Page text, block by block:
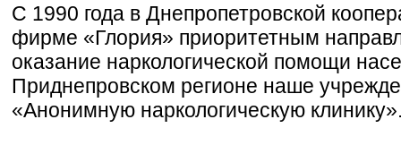
С 1990 года в Днепропетровской
фирме «Глория» приоритетным
оказание наркологической помощи
Приднепровском регионе наше
«Анонимную наркологическую